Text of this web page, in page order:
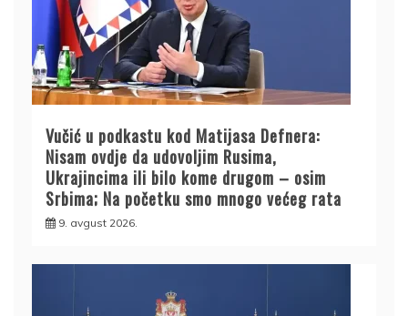
Vučić u podkastu kod Matijasa Defnera:
Nisam ovdje da udovoljim Rusima,
Ukrajincima ili bilo kome drugom – osim
Srbima; Na početku smo mnogo većeg rata
9. avgust 2026.